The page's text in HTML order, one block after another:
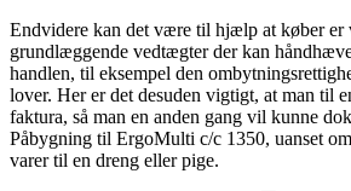
Endvidere kan det være til hjælp at køber er
grundlæggende vedtægter der kan
handlen, til eksempel den
lover. Her er det desuden vigtigt, at man til
faktura, så man en anden gang vil kunne
Påbygning til ErgoMulti c/c 1350, uanset
varer til en dreng eller pige.